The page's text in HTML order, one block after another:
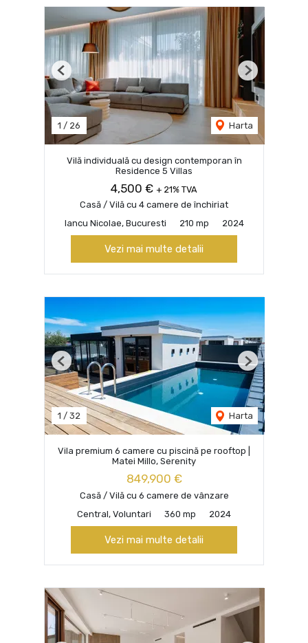
1 / 26 Harta
Previous Next
Vilă individuală cu design contemporan în
Residence 5 Villas
4,500 € + 21% TVA
Casă / Vilă cu 4 camere de închiriat
Iancu Nicolae, Bucuresti
210 mp 2024
Vezi mai multe detalii
1 / 32 Harta
Previous Next
Vila premium 6 camere cu piscină pe rooftop |
Matei Millo, Serenity
849,900 €
Casă / Vilă cu 6 camere de vânzare
Central, Voluntari
360 mp 2024
Vezi mai multe detalii